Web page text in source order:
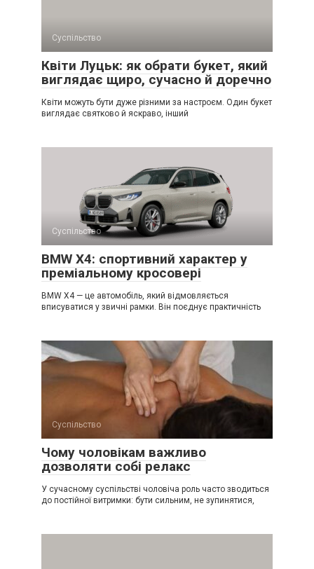
Суспільство
Квіти Луцьк: як обрати букет, який
виглядає щиро, сучасно й доречно
Квіти можуть бути дуже різними за настроєм. Один букет
виглядає святково й яскраво, інший
Суспільство
BMW X4: спортивний характер у
преміальному кросовері
BMW X4 — це автомобіль, який відмовляється
вписуватися у звичні рамки. Він поєднує практичність
Суспільство
Чому чоловікам важливо
дозволяти собі релакс
У сучасному суспільстві чоловіча роль часто зводиться
до постійної витримки: бути сильним, не зупинятися,